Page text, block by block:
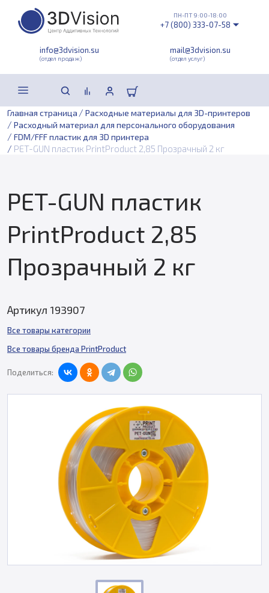
info@3dvision.su
(отдел продаж)
mail@3dvision.su
(отдел услуг)
ПН-ПТ 9:00-18:00
+7 (800) 333-07-58
Главная страница / Расходные материалы для 3D-принтеров
/ Расходный материал для персонального оборудования
/ FDM/FFF пластик для 3D принтера
/ PET-GUN пластик PrintProduct 2,85 Прозрачный 2 кг
PET-GUN пластик
PrintProduct 2,85
Прозрачный 2 кг
Артикул 193907
Все товары категории
Все товары бренда PrintProduct
Поделиться: